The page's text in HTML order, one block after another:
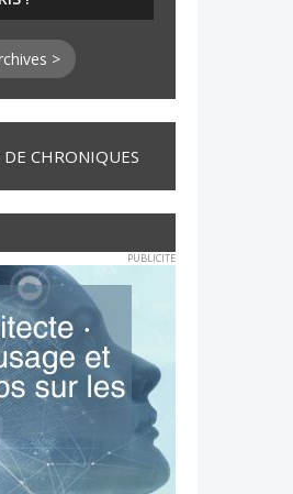
>
CHRONIQUES
PUBLICITE